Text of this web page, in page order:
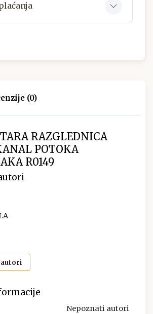
(0)
RAZGLEDNICA
POTOKA
R0149
autori
Nepoznati autori